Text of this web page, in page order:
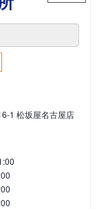
1 松坂屋名古屋店